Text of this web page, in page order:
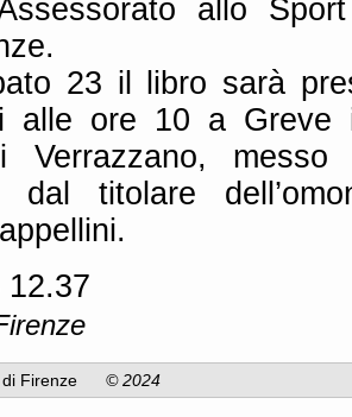
allo
23 il libro sarà
alle ore 10 a Greve
Verrazzano,
dal titolare
12.37
Firenze © 2024